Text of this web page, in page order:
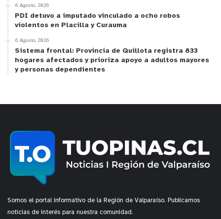
voluntad de ayudarnos a aprender a usar la
tecnología del teléfono para hacer el mapeo”,
Por su parte
Francisca Florenzano, Gerente
Sostenibilidad y Comunicaciones de Entel, destacó
el cambio climático. Con estas alianzas
avanzamos en nuestro propósito corporativo:
acercar la tecnología y lograr transformaciones en
la sociedad”.
La PUCV se convirtió en una de las seis
6 Agosto, 2026
PDI detuvo a imputado vinculado a ocho robos
violentos en Placilla y Curauma
6 Agosto, 2026
Sistema frontal: Provincia de Quillota registra 833
hogares afectados y prioriza apoyo a adultos mayores
y personas dependientes
Somos el portal informativo de la Región de Valparaíso. Publicamos
noticias de interés para nuestra comunidad.